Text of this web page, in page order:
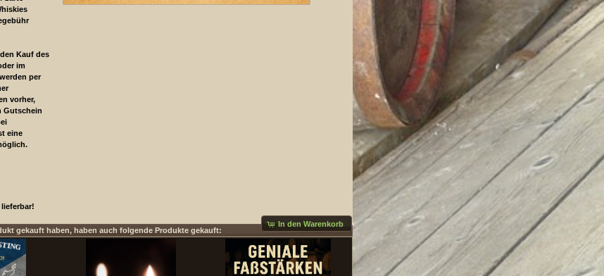
Kauf des
im
per
vorher,
Gutschein
eine
In den Warenkorb
gekauft haben, haben auch folgende Produkte gekauft: